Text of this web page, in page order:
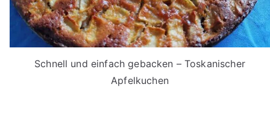
Schnell und einfach gebacken – Toskanischer
Apfelkuchen